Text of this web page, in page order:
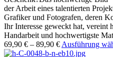
der Arbeit eines talentierten
Grafiker und Fotografen, deren
Ihr Interesse geweckt hat,
Handarbeit und hochwertigste
69,90 € – 89,90 € Ausführung